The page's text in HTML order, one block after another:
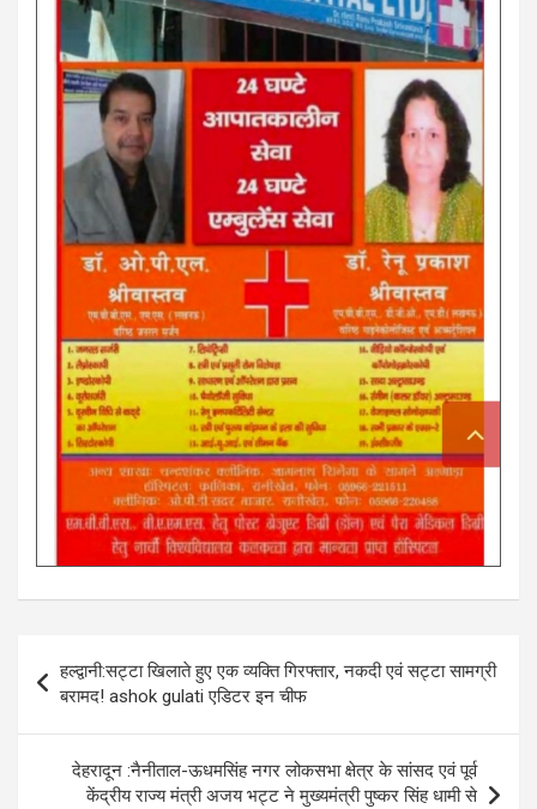
navigation
हल्द्वानी:सट्टा खिलाते हुए एक व्यक्ति गिरफ्तार, नकदी एवं सट्टा सामग्री
बरामद! ashok gulati एडिटर इन चीफ
देहरादून :नैनीताल-ऊधमसिंह नगर लोकसभा क्षेत्र के सांसद एवं पूर्व
केंद्रीय राज्य मंत्री अजय भट्ट ने मुख्यमंत्री पुष्कर सिंह धामी से